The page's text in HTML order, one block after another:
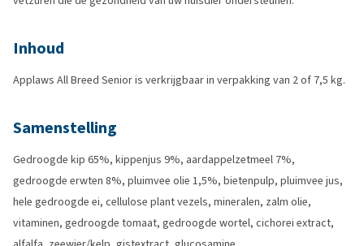
Inhoud
Applaws All Breed Senior is verkrijgbaar in verpakking van 2 of 7,5 kg.
Samenstelling
Gedroogde kip 65%, kippenjus 9%, aardappelzetmeel 7%,
gedroogde erwten 8%, pluimvee olie 1,5%, bietenpulp, pluimvee jus,
hele gedroogde ei, cellulose plant vezels, mineralen, zalm olie,
vitaminen, gedroogde tomaat, gedroogde wortel, cichorei extract,